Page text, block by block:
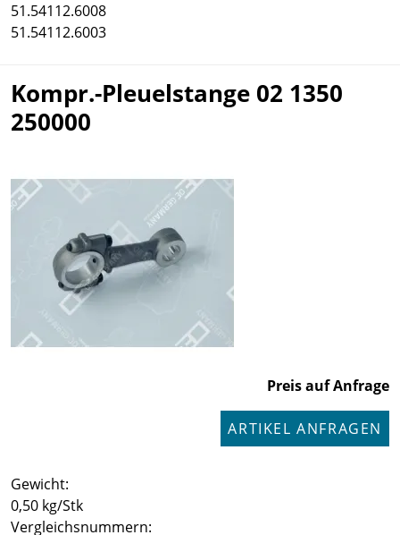
51.54112.6008
51.54112.6003
Kompr.-Pleuelstange 02 1350
250000
Preis auf Anfrage
ARTIKEL ANFRAGEN
Gewicht:
0,50 kg/Stk
Vergleichsnummern: